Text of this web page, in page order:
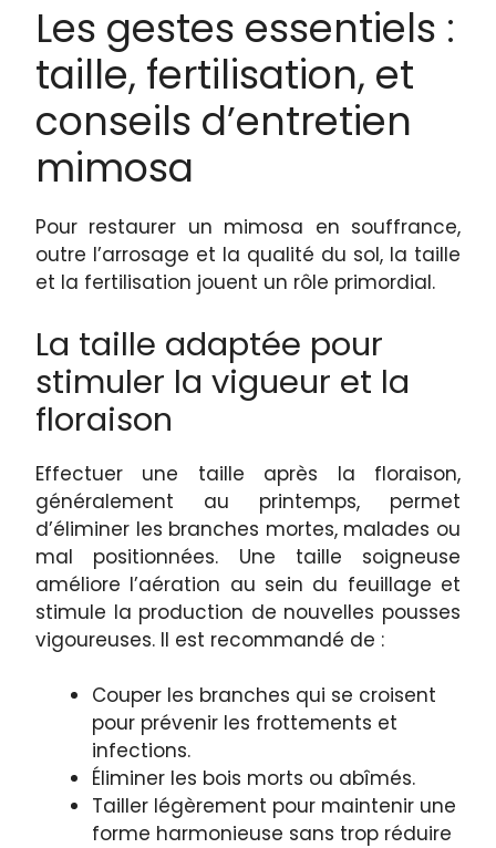
Les gestes essentiels :
taille, fertilisation, et
conseils d’entretien
mimosa
Pour restaurer un mimosa en souffrance,
outre l’arrosage et la qualité du sol, la taille
et la fertilisation jouent un rôle primordial.
La taille adaptée pour
stimuler la vigueur et la
floraison
Effectuer une taille après la floraison,
généralement au printemps, permet
d’éliminer les branches mortes, malades ou
mal positionnées. Une taille soigneuse
améliore l’aération au sein du feuillage et
stimule la production de nouvelles pousses
vigoureuses. Il est recommandé de :
Couper les branches qui se croisent
pour prévenir les frottements et
infections.
Éliminer les bois morts ou abîmés.
Tailler légèrement pour maintenir une
forme harmonieuse sans trop réduire